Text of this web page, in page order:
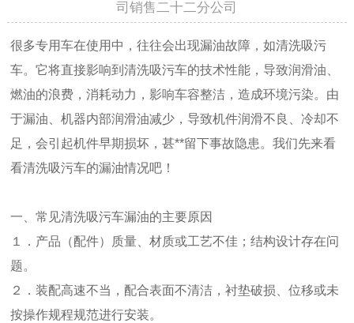
司销售二十二分公司
很多专用车在使用中，往往会出现漏油故障，如清洗吸污
车。它将直接影响到清洗吸污车的技术性能，导致润滑油、
燃油的浪费，消耗动力，影响车容整洁，造成环境污染。由
于漏油、机器内部润滑油减少，导致机件润滑不良、冷却不
足，会引起机件早期损坏，甚**留下事故隐患。我们先来看
看清洗吸污车的漏油情况吧！
一、常见清洗吸污车漏油的主要原因
１．产品（配件）质量、材质或工艺不佳；结构设计存在问
题。
２．装配高速不当，配合表面不清洁，衬垫破损、位移或未
按操作规程规范进行安装。